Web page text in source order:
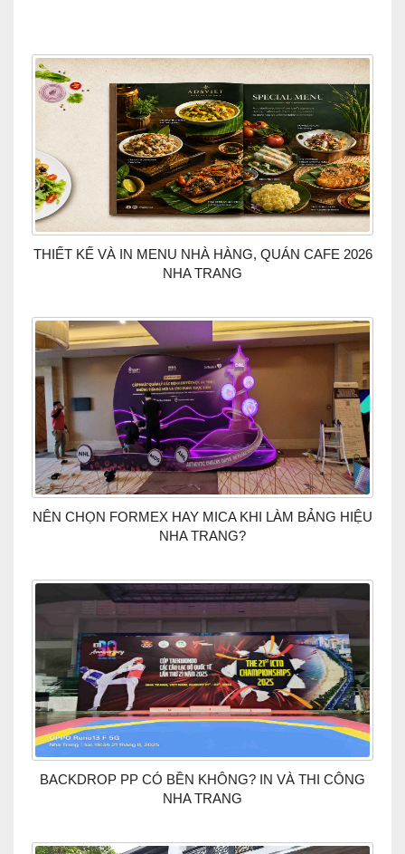
THIẾT KẾ VÀ IN MENU NHÀ HÀNG, QUÁN CAFE 2026
NHA TRANG
NÊN CHỌN FORMEX HAY MICA KHI LÀM BẢNG HIỆU
NHA TRANG?
BACKDROP PP CÓ BỀN KHÔNG? IN VÀ THI CÔNG
NHA TRANG